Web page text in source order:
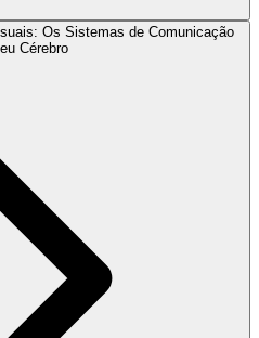
Os Sistemas de Comunicação
Cérebro